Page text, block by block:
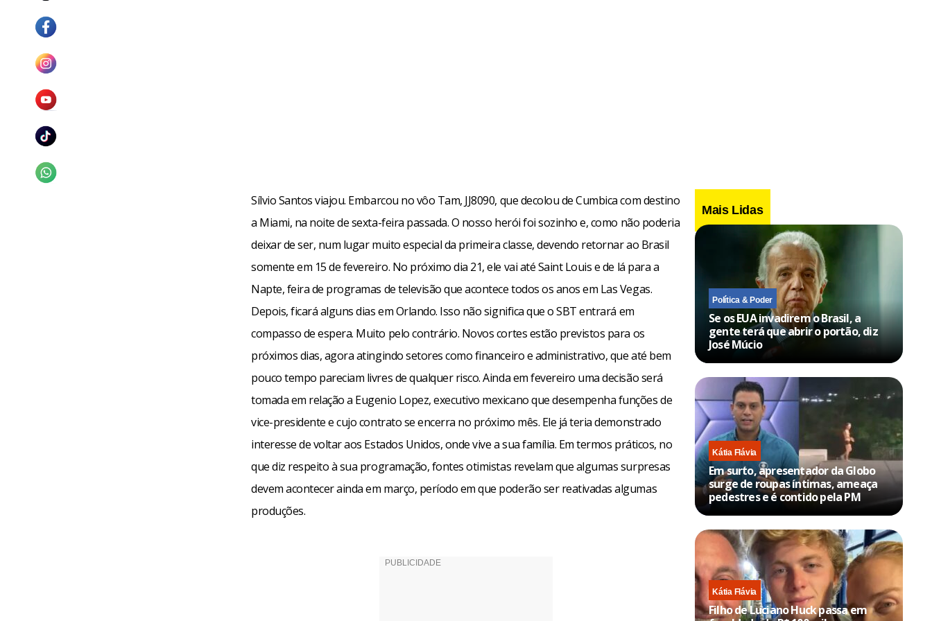
Sílvio Santos viajou. Embarcou no vôo Tam, JJ8090, que decolou de Cumbica com destino
a Miami, na noite de sexta-feira passada. O nosso herói foi sozinho e, como não poderia
deixar de ser, num lugar muito especial da primeira classe, devendo retornar ao Brasil
somente em 15 de fevereiro. No próximo dia 21, ele vai até Saint Louis e de lá para a
Napte, feira de programas de televisão que acontece todos os anos em Las Vegas.
Depois, ficará alguns dias em Orlando. Isso não significa que o SBT entrará em
compasso de espera. Muito pelo contrário. Novos cortes estão previstos para os
próximos dias, agora atingindo setores como financeiro e administrativo, que até bem
pouco tempo pareciam livres de qualquer risco. Ainda em fevereiro uma decisão será
tomada em relação a Eugenio Lopez, executivo mexicano que desempenha funções de
vice-presidente e cujo contrato se encerra no próximo mês. Ele já teria demonstrado
interesse de voltar aos Estados Unidos, onde vive a sua família. Em termos práticos, no
que diz respeito à sua programação, fontes otimistas revelam que algumas surpresas
devem acontecer ainda em março, período em que poderão ser reativadas algumas
produções.
Mais Lidas
Política & Poder
Se os EUA invadirem o Brasil, a
gente terá que abrir o portão, diz
José Múcio
Kátia Flávia
Em surto, apresentador da Globo
surge de roupas íntimas, ameaça
pedestres e é contido pela PM
Kátia Flávia
Filho de Luciano Huck passa em